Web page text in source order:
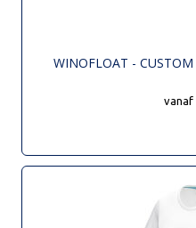
WINOFLOAT -
vanaf